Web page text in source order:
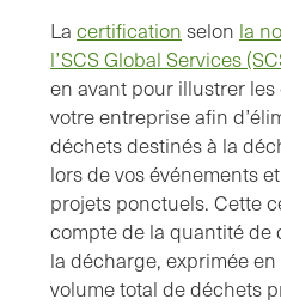
La certification selon la
l’SCS Global Services
en avant pour illustrer
votre entreprise afin
déchets destinés à la
lors de vos événements
projets ponctuels. Cette
compte de la quantité de
la décharge, exprimée
volume total de déchets